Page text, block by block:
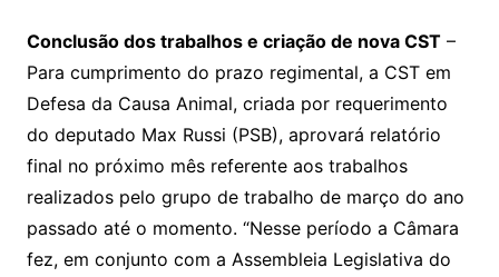
Conclusão dos trabalhos e criação de nova CST–
Para cumprimento do prazo regimental, a CST em
Defesa da Causa Animal, criada por requerimento
do deputado Max Russi (PSB), aprovará relatório
final no próximo mês referente aos trabalhos
realizados pelo grupo de trabalho de março do ano
passado até o momento. “Nesse período a Câmara
fez, em conjunto com a Assembleia Legislativa do